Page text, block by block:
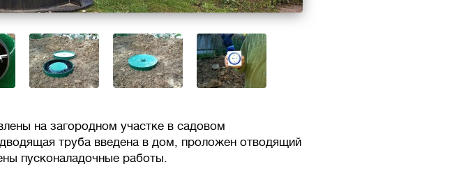
на загородном участке в садовом
труба введена в дом, проложен отводящий
пусконаладочные работы.